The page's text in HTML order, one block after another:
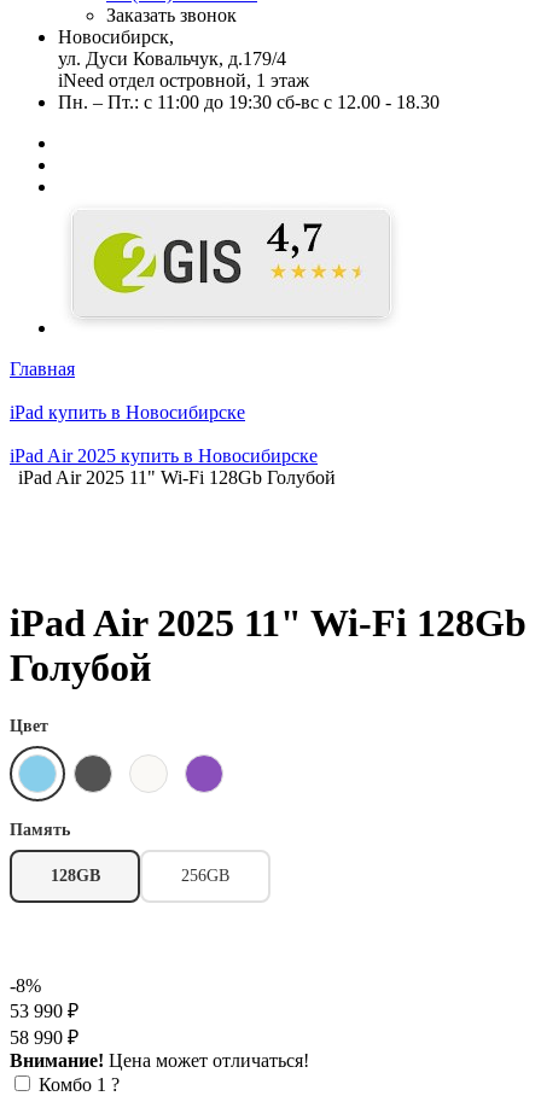
Заказать звонок
Новосибирск,
ул. Дуси Ковальчук, д.179/4
iNeed отдел островной, 1 этаж
Пн. – Пт.: с 11:00 до 19:30 сб-вс с 12.00 - 18.30
Главная
iPad купить в Новосибирске
iPad Air 2025 купить в Новосибирске
iPad Air 2025 11" Wi-Fi 128Gb Голубой
iPad Air 2025 11" Wi-Fi 128Gb
Голубой
Цвет
Память
128GB 256GB
-8%
53 990 ₽
58 990 ₽
Внимание! Цена может отличаться!
Комбо 1 ?